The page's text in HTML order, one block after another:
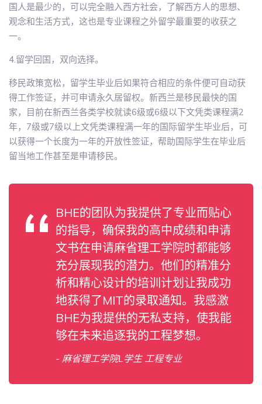
国人是最少的，可以完全融入西方社会，了解西方人的思想、
观念和生活方式，这也是专业课程之外留学最重要的收获之
一。
4.留学回国，双向选择。
移民政策宽松，留学生毕业后如果符合相应的条件便可自动获
得工作签证，并可申请永久居留权。新西兰是移民最快的国
家，目前在新西兰各类学校就读6级或6级以下文凭类课程满2
年，7级或7级以上文凭类课程满一年的国际留学生毕业后，可
以获得一个长度为一年的开放性签证，帮助国际学生在毕业后
留当地工作甚至是申请移民。
BHE的团队为我提供了专业而贴心
的指导，确保我的高中成绩和申请
文书在申请麻省理工学院时都能够
充分展现我的潜力。他们的精准分
析和精心设计的培训计划让我成功
地获得了MIT的录取通知。我感激
BHE为我提供的无私支持，使我能
够在未来追逐我的工程梦想。
- 麻省理工学院L学生 工程专业